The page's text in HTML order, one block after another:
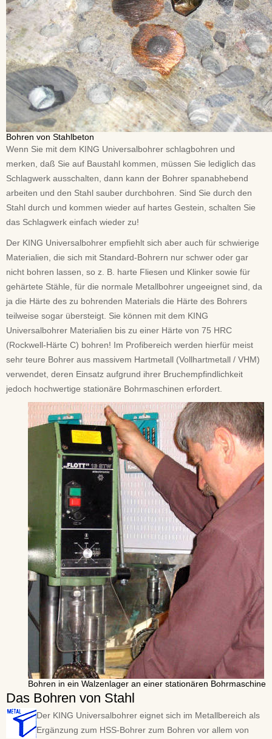
Bohren von Stahlbeton
Wenn Sie mit dem KING Universalbohrer schlagbohren und
merken, daß Sie auf Baustahl kommen, müssen Sie lediglich das
Schlagwerk ausschalten, dann kann der Bohrer spanabhebend
arbeiten und den Stahl sauber durchbohren. Sind Sie durch den
Stahl durch und kommen wieder auf hartes Gestein, schalten Sie
das Schlagwerk einfach wieder zu!
Der KING Universalbohrer empfiehlt sich aber auch für schwierige
Materialien, die sich mit Standard-Bohrern nur schwer oder gar
nicht bohren lassen, so z. B. harte Fliesen und Klinker sowie für
gehärtete Stähle, für die normale Metallbohrer ungeeignet sind, da
ja die Härte des zu bohrenden Materials die Härte des Bohrers
teilweise sogar übersteigt. Sie können mit dem KING
Universalbohrer Materialien bis zu einer Härte von 75 HRC
(Rockwell-Härte C) bohren! Im Profibereich werden hierfür meist
sehr teure Bohrer aus massivem Hartmetall (Vollhartmetall / VHM)
verwendet, deren Einsatz aufgrund ihrer Bruchempfindlichkeit
jedoch hochwertige stationäre Bohrmaschinen erfordert.
Bohren in ein Walzenlager an einer stationären Bohrmaschine
Das Bohren von Stahl
Der KING Universalbohrer eignet sich im Metallbereich als
Ergänzung zum HSS-Bohrer zum Bohren vor allem von